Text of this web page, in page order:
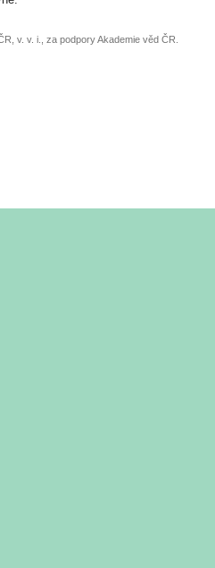
v. v. i., za podpory Akademie věd ČR.